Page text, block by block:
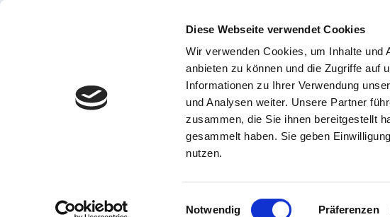
Diese Webseite verwendet Cookies
Wir verwenden Cookies, um Inhalte und
anbieten zu können und die Zugriffe auf
Informationen zu Ihrer Verwendung
und Analysen weiter. Unsere Partner
zusammen, die Sie ihnen bereitgestellt
gesammelt haben. Sie geben
nutzen.
Einwilligungsauswahl
Notwendig Präferenzen